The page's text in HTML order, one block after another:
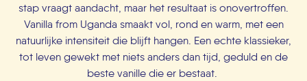
stap vraagt aandacht, maar het resultaat is onovertroffen.
Vanilla from Uganda smaakt vol, rond en warm, met een
natuurlijke intensiteit die blijft hangen. Een echte klassieker,
tot leven gewekt met niets anders dan tijd, geduld en de
beste vanille die er bestaat.